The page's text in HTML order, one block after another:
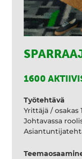
1600
Työtehtävä
Yrittäjä / osakas
Johtavassa